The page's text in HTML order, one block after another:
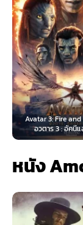
Avatar 3: Fire
อวตาร 3 : อัคนีแ
หนัง